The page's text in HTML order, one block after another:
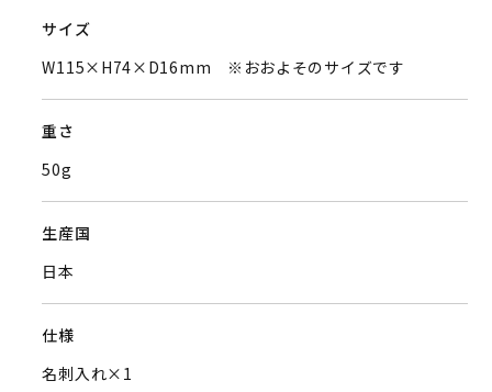
サイズ
W115×H74×D16mm ※おおよそのサイズです
重さ
50g
生産国
日本
仕様
名刺入れ×1